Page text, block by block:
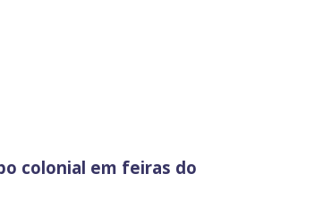
colonial em feiras do